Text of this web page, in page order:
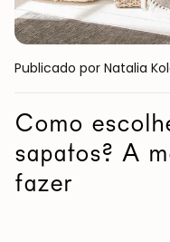
Publicado por Natalia
Como
sapatos? A
fazer